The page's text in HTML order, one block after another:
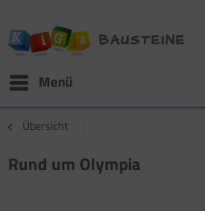
Menü
Übersicht
Rund um Olympia